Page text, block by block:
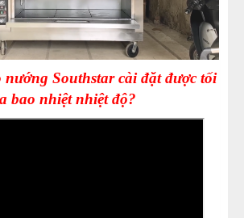
nướng Southstar cài đặt được tối
bao nhiệt nhiệt độ?